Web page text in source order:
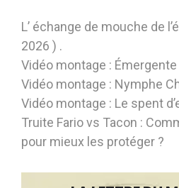
L’ échange de mouche de
2026 ) .
Vidéo montage : Émergente
Vidéo montage : Nymphe
Vidéo montage : Le spent
Truite Fario vs Tacon :
pour mieux les protéger ?